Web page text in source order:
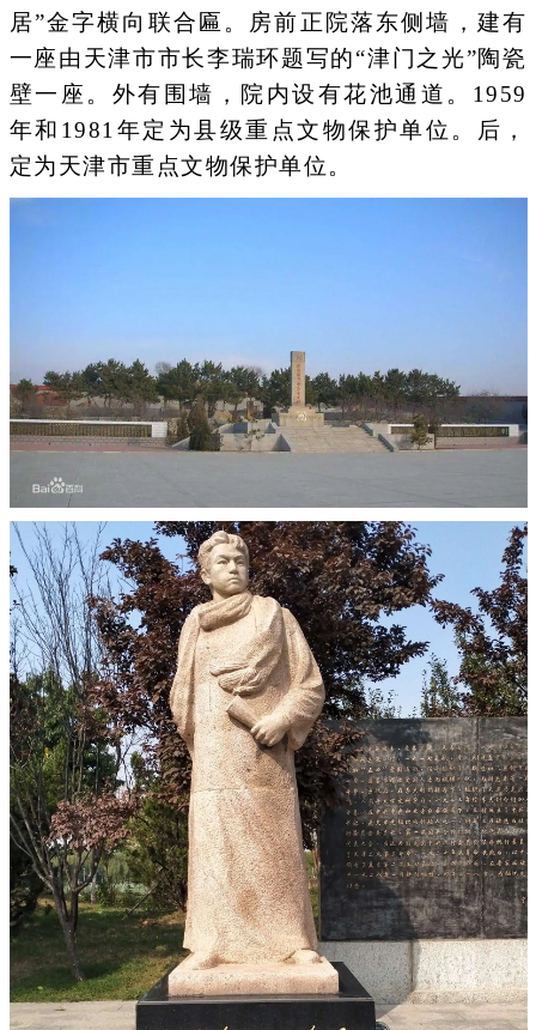
居”金字横向联合匾。房前正院落东侧墙，建有
一座由天津市市长李瑞环题写的“津门之光”陶瓷
壁一座。外有围墙，院内设有花池通道。1959
年和1981年定为县级重点文物保护单位。后，
定为天津市重点文物保护单位。